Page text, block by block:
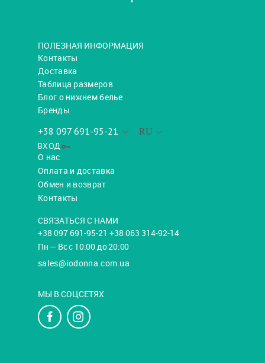
ПОЛЕЗНАЯ ИНФОРМАЦИЯ
Контакты
Доставка
Таблица размеров
Блог о нижнем белье
Бренды
RU
+38 097 691-95-21
ВХОД
О нас
Оплата и доставка
Обмен и возврат
Контакты
СВЯЗАТЬСЯ С НАМИ
+38 097 691-95-21 +38 063 314-92-14
Пн — Вс с 10:00 до 20:00
sales@iodonna.com.ua
МЫ В СОЦСЕТЯХ